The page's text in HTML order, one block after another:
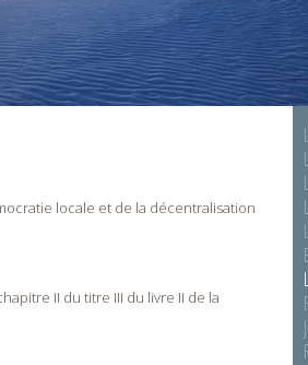
locale et de la décentralisation
II du titre III du livre II de la